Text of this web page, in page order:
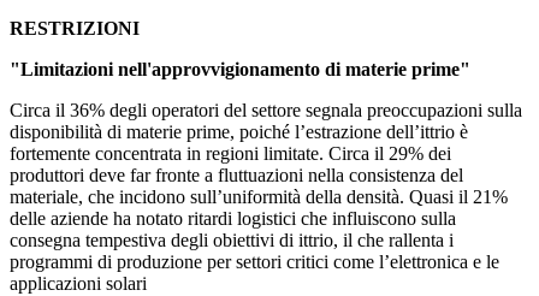
RESTRIZIONI
"Limitazioni nell'approvvigionamento di materie prime"
Circa il 36% degli operatori del settore segnala preoccupazioni sulla
disponibilità di materie prime, poiché l’estrazione dell’ittrio è
fortemente concentrata in regioni limitate. Circa il 29% dei
produttori deve far fronte a fluttuazioni nella consistenza del
materiale, che incidono sull’uniformità della densità. Quasi il 21%
delle aziende ha notato ritardi logistici che influiscono sulla
consegna tempestiva degli obiettivi di ittrio, il che rallenta i
programmi di produzione per settori critici come l’elettronica e le
applicazioni solari